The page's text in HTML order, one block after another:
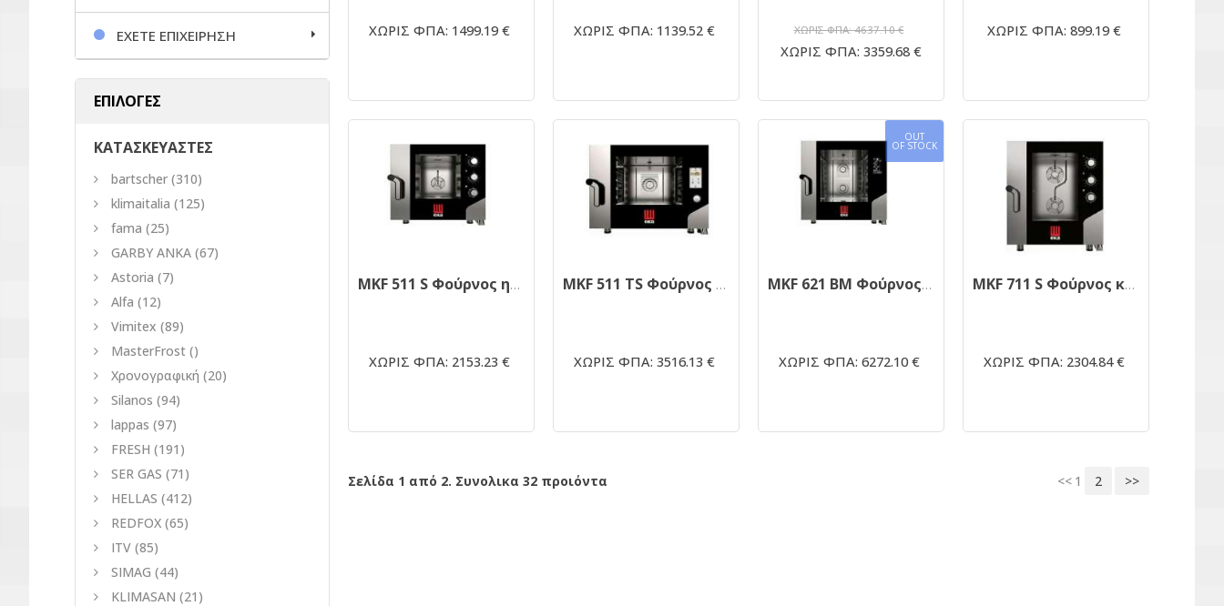
ΧΩΡΙΣ ΦΠΑ: 1499.19 € ΧΩΡΙΣ ΦΠΑ: 1139.52 € ΧΩΡΙΣ ΦΠΑ: 4637.10 €
ΧΩΡΙΣ ΦΠΑ: 3359.68 €
ΧΩΡΙΣ ΦΠΑ: 899.19 €
MKF 511 S Φούρνος ηλεκτρικός κυκλοθερμικός 5 θέσεων GN 1/1 απευθείας ψεκασμού
ΧΩΡΙΣ ΦΠΑ: 2153.23 €
MKF 511 TS Φούρνος κυκλοθερμικός 5 θέσεων GN 1/1 απευθείας ψεκασμού με ενσωματωμένο πλύσιμο
ΧΩΡΙΣ ΦΠΑ: 3516.13 €
OUT
OF STOCK
MKF 621 BM Φούρνος κυκλοθερμικός 6 θέσεων GN 2/1 απευθείας ψεκασμού με ενσωματωμένο πλύσιμο
ΧΩΡΙΣ ΦΠΑ: 6272.10 €
MKF 711 S Φούρνος κυκλοθερμικός 7 θέσεων GN 1/1 απευθείας ψεκασμού
ΧΩΡΙΣ ΦΠΑ: 2304.84 €
Σελίδα 1 από 2. Συνολικα 32 προιόντα << 1 2 >>
ΕΧΕΤΕ ΕΠΙΧΕΙΡΗΣΗ
ΕΠΙΛΟΓΕΣ
ΚΑΤΑΣΚΕΥΑΣΤΕΣ
bartscher (310)
klimaitalia (125)
fama (25)
GARBY ANKA (67)
Astoria (7)
Alfa (12)
Vimitex (89)
MasterFrost ()
Χρονογραφική (20)
Silanos (94)
lappas (97)
FRESH (191)
SER GAS (71)
HELLAS (412)
REDFOX (65)
ITV (85)
SIMAG (44)
KLIMASAN (21)